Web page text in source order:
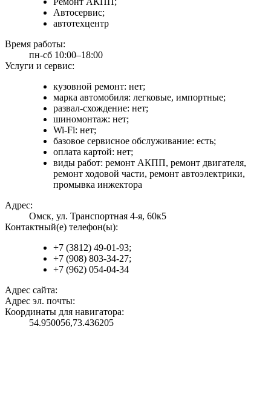
Автосервис;
автотехцентр
Время работы:
пн-сб 10:00–18:00
Услуги и сервис:
кузовной ремонт: нет;
марка автомобиля: легковые, импортные;
развал-схождение: нет;
шиномонтаж: нет;
Wi-Fi: нет;
базовое сервисное обслуживание: есть;
оплата картой: нет;
виды работ: ремонт АКПП, ремонт двигателя,
ремонт ходовой части, ремонт автоэлектрики,
промывка инжектора
Адрес:
Омск, ул. Транспортная 4-я, 60к5
Контактный(е) телефон(ы):
+7 (3812) 49-01-93;
+7 (908) 803-34-27;
+7 (962) 054-04-34
Адрес сайта:
Адрес эл. почты:
Координаты для навигатора:
54.950056,73.436205